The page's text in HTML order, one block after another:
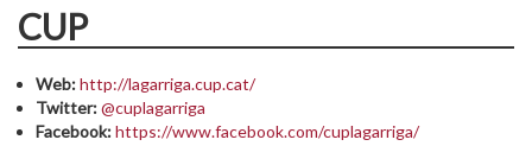
CUP
Web:http://lagarriga.cup.cat/
Twitter:@cuplagarriga
Facebook:https://www.facebook.com/cuplagarriga/